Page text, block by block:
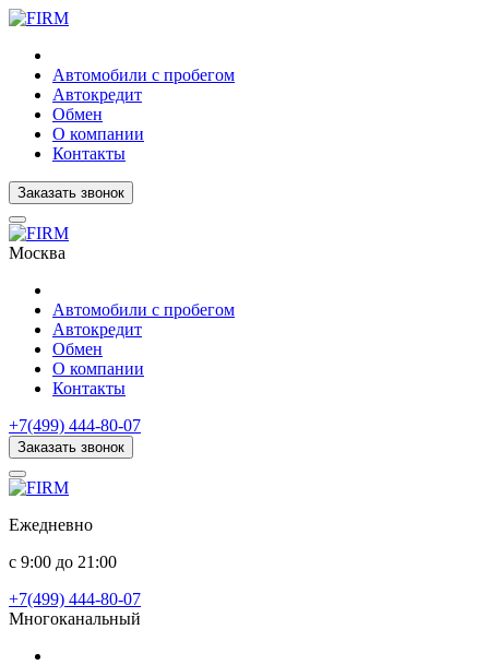
Автомобили с пробегом
Автокредит
Обмен
О компании
Контакты
Заказать звонок
Москва
Автомобили с пробегом
Автокредит
Обмен
О компании
Контакты
+7(499) 444-80-07
Заказать звонок
Ежедневно
с 9:00 до 21:00
+7(499) 444-80-07
Многоканальный